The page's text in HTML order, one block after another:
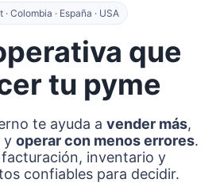
Colombia · España · USA
que
tu pyme
te ayuda a vender más,
y operar con menos errores.
inventario y
confiables para decidir.